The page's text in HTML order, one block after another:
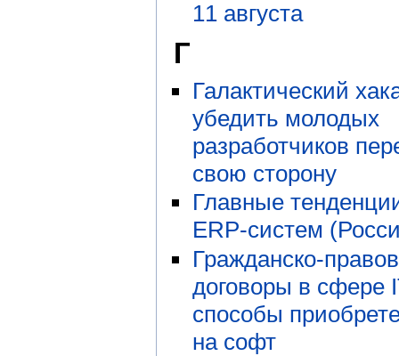
11 августа
Г
Галактический
убедить молодых
разработчиков
свою сторону
Главные
ERP-систем
Гражданско-
договоры в сфере
способы
на софт